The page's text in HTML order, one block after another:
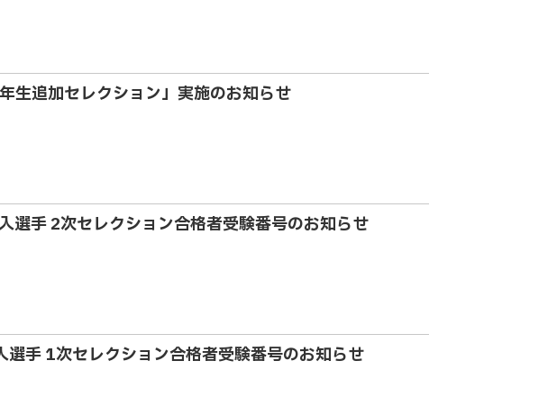
生追加セレクション」実施のお知らせ
選手 2次セレクション合格者受験番号のお知らせ
手 1次セレクション合格者受験番号のお知らせ